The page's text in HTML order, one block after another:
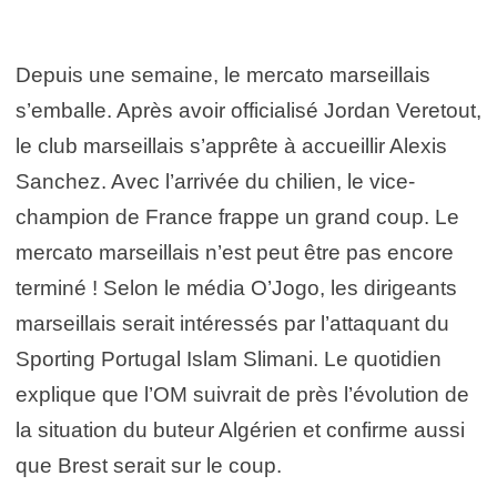
Depuis une semaine, le mercato marseillais
s’emballe. Après avoir officialisé Jordan Veretout,
le club marseillais s’apprête à accueillir Alexis
Sanchez. Avec l’arrivée du chilien, le vice-
champion de France frappe un grand coup. Le
mercato marseillais n’est peut être pas encore
terminé ! Selon le média O’Jogo, les dirigeants
marseillais serait intéressés par l’attaquant du
Sporting Portugal Islam Slimani. Le quotidien
explique que l’OM suivrait de près l’évolution de
la situation du buteur Algérien et confirme aussi
que Brest serait sur le coup.